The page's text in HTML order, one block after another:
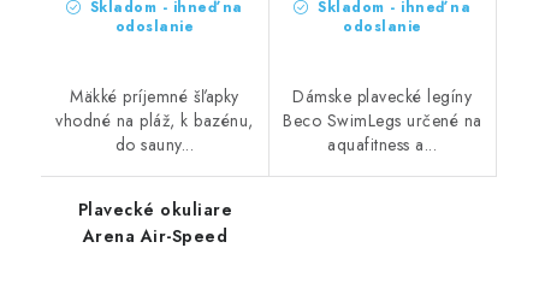
Skladom - ihneď na
odoslanie
Mäkké príjemné šľapky
vhodné na pláž, k bazénu,
do sauny...
Skladom - ihneď na
odoslanie
Dámske plavecké legíny
Beco SwimLegs určené na
aquafitness a...
Plavecké okuliare
Arena Air-Speed